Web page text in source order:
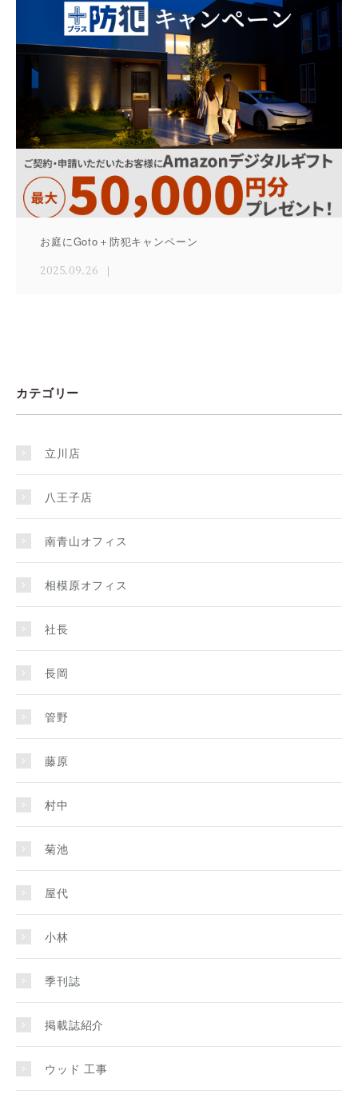
お庭にGoto＋防犯キャンペーン
2025.09.26
カテゴリー
立川店
八王子店
南青山オフィス
相模原オフィス
社長
長岡
管野
藤原
村中
菊池
屋代
小林
季刊誌
掲載誌紹介
ウッド 工事